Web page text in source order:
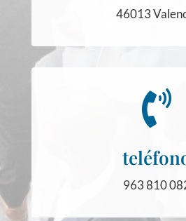
46013

963 810